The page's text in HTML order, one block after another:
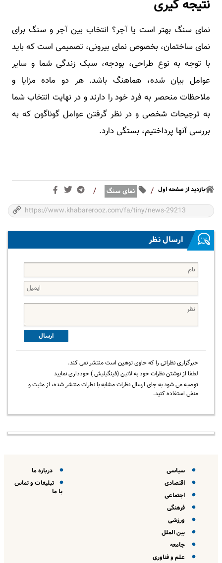
نتیجه گیری
نمای سنگ بهتر است یا آجر؟ انتخاب بین آجر و سنگ برای
نمای ساختمان، بخصوص نمای بیرونی، تصمیمی است که باید
با توجه به نوع طراحی، بودجه، سبک زندگی شما و سایر
عوامل بیان شده، هماهنگ باشد. هر دو ماده مزایا و
ملاحظات منحصر به فرد خود را دارند و در نهایت انتخاب شما
به ترجیحات شخصی و در نظر گرفتن عوامل گوناگون که به
بررسی آنها پرداختیم، بستگی دارد.
بازدید از صفحه اول / نمای سنگ /
ارسال نظر
ارسال
خبرگزاری نظراتی را که حاوی توهین است منتشر نمی کند.
لطفا از نوشتن نظرات خود به لاتین (فینگیلیش ) خودداری نمایید
توصیه می شود به جای ارسال نظرات مشابه با نظرات منتشر شده، از مثبت و
منفی استفاده کنید.
سیاسی
اقتصادی
اجتماعی
فرهنگی
ورزشی
بین الملل
جامعه
علم و فناوری
درباره ما
تبلیغات و تماس
با ما